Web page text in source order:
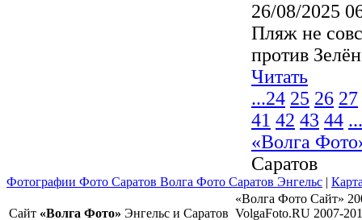
26/08/2025
Пляж не
против
Читать
...24 25 26 27
41 42 43 44 ...
«Волга
Саратов
Фотографии Фото Саратов Волга Фото Саратов Энгельс |
Сайт «Волга Фото» Энгельс и Саратов
«Волга Фото Сайт»
VolgaFoto.RU 2007-